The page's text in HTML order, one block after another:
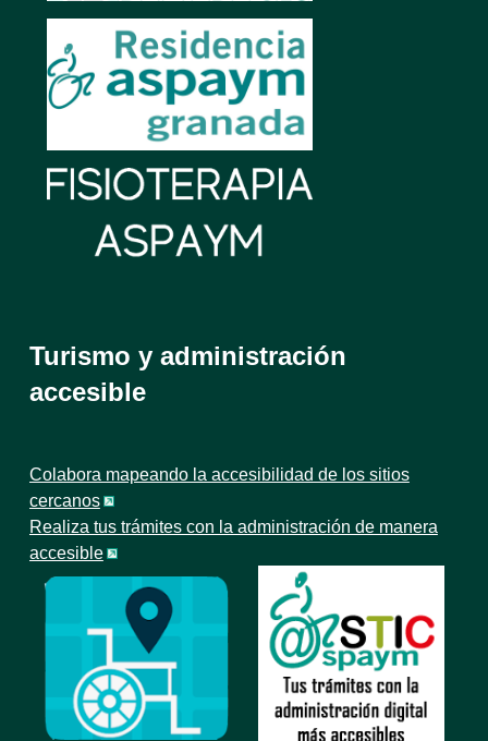
Turismo y administración
accesible
Colabora mapeando la accesibilidad de los sitios
cercanos
Realiza tus trámites con la administración de manera
accesible